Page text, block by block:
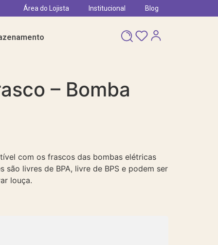
Área do Lojista Institucional Blog
– Bomba
com os frascos das bombas elétricas
são livres de BPA, livre de BPS e podem ser
louça.